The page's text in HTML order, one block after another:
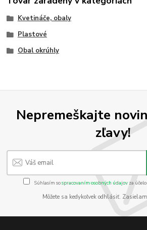
Kvetináče, obaly
Plastové
Obal okrúhly
Nepremeškajte
zľavy!
Súhlasím sospracovaním osobných údajov za
Môžete sa kedykoľvek odhlásiť.